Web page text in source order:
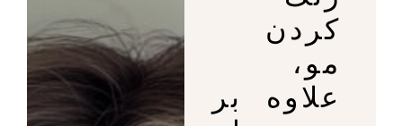
کردن
مو،
علاوه بر